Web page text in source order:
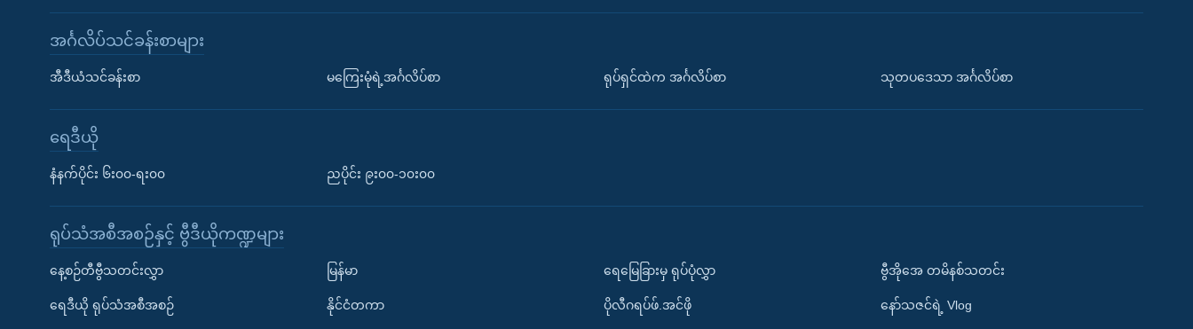
အင်္ဂလိပ်သင်ခန်းစာများ
အီဒီယံသင်ခန်းစာ မကြေးမုံရဲ့အင်္ဂလိပ်စာ ရုပ်ရှင်ထဲက အင်္ဂလိပ်စာ သုတပဒေသာ အင်္ဂလိပ်စာ
ရေဒီယို
နံနက်ပိုင်း ၆း၀၀-ရး၀၀ ညပိုင်း ၉း၀၀-၁၀း၀၀
ရုပ်သံအစီအစဉ်နှင့် ဗွီဒီယိုကဏ္ဍများ
နေ့စဉ်တီဗွီသတင်းလွှာ
ရေဒီယို ရုပ်သံအစီအစဉ်
မြန်မာ
နိုင်ငံတကာ
ရေမြေခြားမှ ရုပ်ပုံလွှာ
ပိုလီဂရပ်ဖ်.အင်ဖို
ဗွီအိုအေ တမိနစ်သတင်း
နော်သဇင်ရဲ့ Vlog